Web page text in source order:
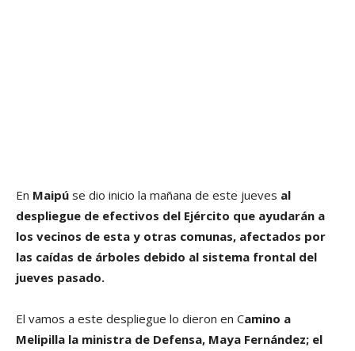
En Maipú se dio inicio la mañana de este jueves al
despliegue de efectivos del Ejército que ayudarán a
los vecinos de esta y otras comunas, afectados por
las caídas de árboles debido al sistema frontal del
jueves pasado.
El vamos a este despliegue lo dieron en Camino a
Melipilla la ministra de Defensa, Maya Fernández; el